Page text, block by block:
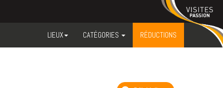
LIEUX CATÉGORIES RÉDUCTIONS